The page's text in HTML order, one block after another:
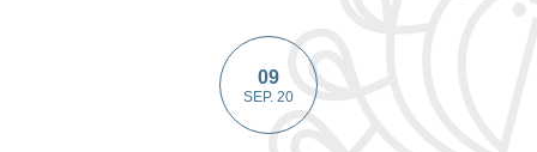
09
SEP. 20